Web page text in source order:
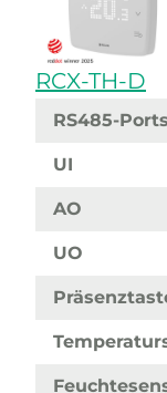
RCX-TH-D
RS485-Ports
UI
AO
UO